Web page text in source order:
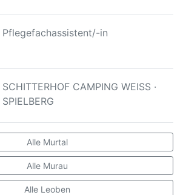
Pflegefachassistent/-in
SCHITTERHOF CAMPING WEISS ·
SPIELBERG
Alle Murtal
Alle Murau
Alle Leoben